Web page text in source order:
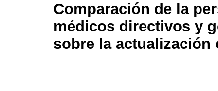
Comparación de la
médicos directivos y
sobre la actualización